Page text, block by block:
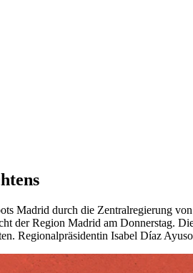
Madrid durch die Zentralregierung
der Region Madrid am Donnerstag.
Regionalpräsidentin Isabel Díaz